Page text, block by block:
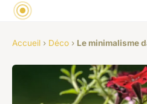
Accueil › Déco › Le minimalisme